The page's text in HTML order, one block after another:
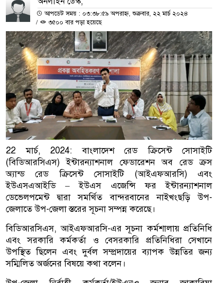
আপডেট সময় : ০৩:৩৮:৫৯ অপরাহ্ন, শুক্রবার, ২২ মার্চ ২০২৪
/
৩৫০০ বার পড়া হয়েছে
22 মার্চ, 2024: বাংলাদেশ রেড ক্রিসেন্ট সোসাইটি
(বিডিআরসিএস) ইন্টারন্যাশনাল ফেডারেশন অব রেড ক্রস
অ্যান্ড রেড ক্রিসেন্ট সোসাইটি (আইএফআরসি) এবং
ইউএসএআইডি – ইউএস এজেন্সি ফর ইন্টারন্যাশনাল
ডেভেলপমেন্ট দ্বারা সমর্থিত বান্দরবানের নাইখংছড়ি উপ-
জেলাতে উপ-জেলা স্তরের সূচনা সম্পন্ন করেছে।
বিডিআরসিএস, আইএফআরসি-এর সূচনা কর্মশালায় প্রতিনিধি
এবং সরকারি কর্মকর্তা ও বেসরকারি প্রতিনিধিরা সেখানে
উপস্থিত ছিলেন এবং দুর্বল সম্প্রদায়ের ব্যাপক উন্নতির জন্য
সম্মিলিত অর্জনের বিষয়ে কথা বলেন।